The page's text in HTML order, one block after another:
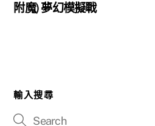
附魔) 夢幻模擬戰
輸入搜尋